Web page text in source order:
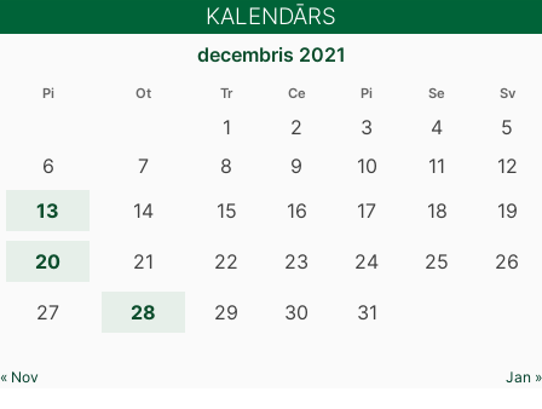
KALENDĀRS
decembris 2021
Pi Ot Tr Ce Pi Se Sv
1 2 3 4
5
6
7 8 9 10 11
12
13
14 15 16 17 18 19
20 21 22 23 24 25 26
27 28 29 30 31
« Nov Jan »